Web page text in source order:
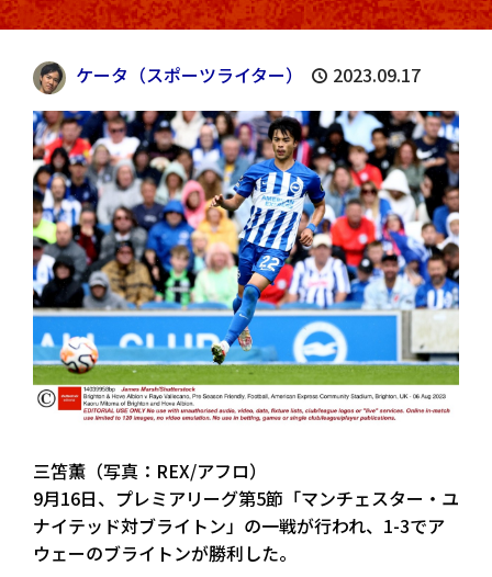
ケータ（スポーツライター） 2023.09.17
三笘薫（写真：REX/アフロ）
9月16日、プレミアリーグ第5節「マンチェスター・ユ
ナイテッド対ブライトン」の一戦が行われ、1-3でア
ウェーのブライトンが勝利した。